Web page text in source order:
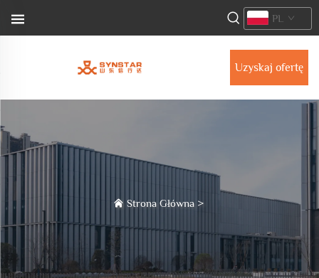
Uzyskaj ofertę
PL
Strona Główna>